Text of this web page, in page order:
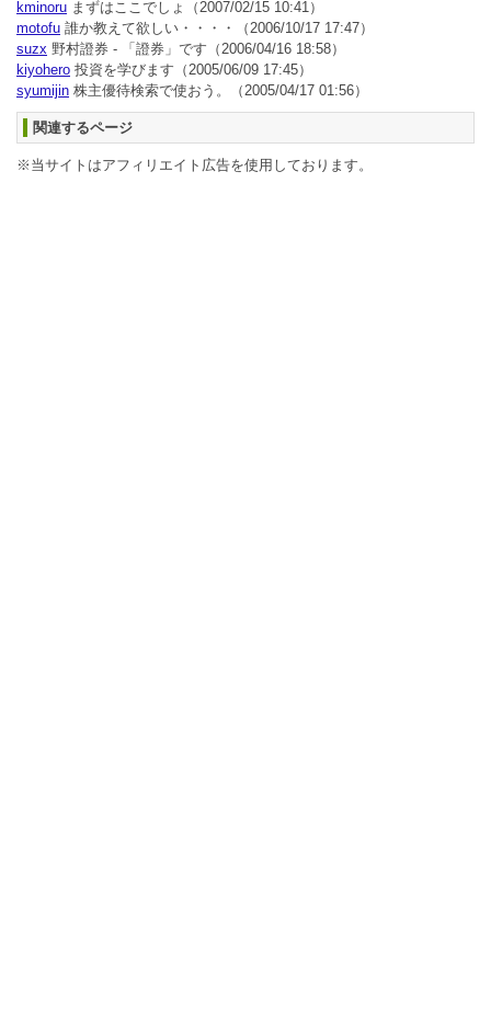
kminoru まずはここでしょ
（2007/02/15 10:41）
motofu 誰か教えて欲しい・・・・
（2006/10/17 17:47）
suzx 野村證券 - 「證券」です （2006/04/16 18:58）
kiyohero 投資を学びます （2005/06/09 17:45）
syumijin 株主優待検索で使おう。 （2005/04/17 01:56）
関連するページ
※当サイトはアフィリエイト広告を使用しております。